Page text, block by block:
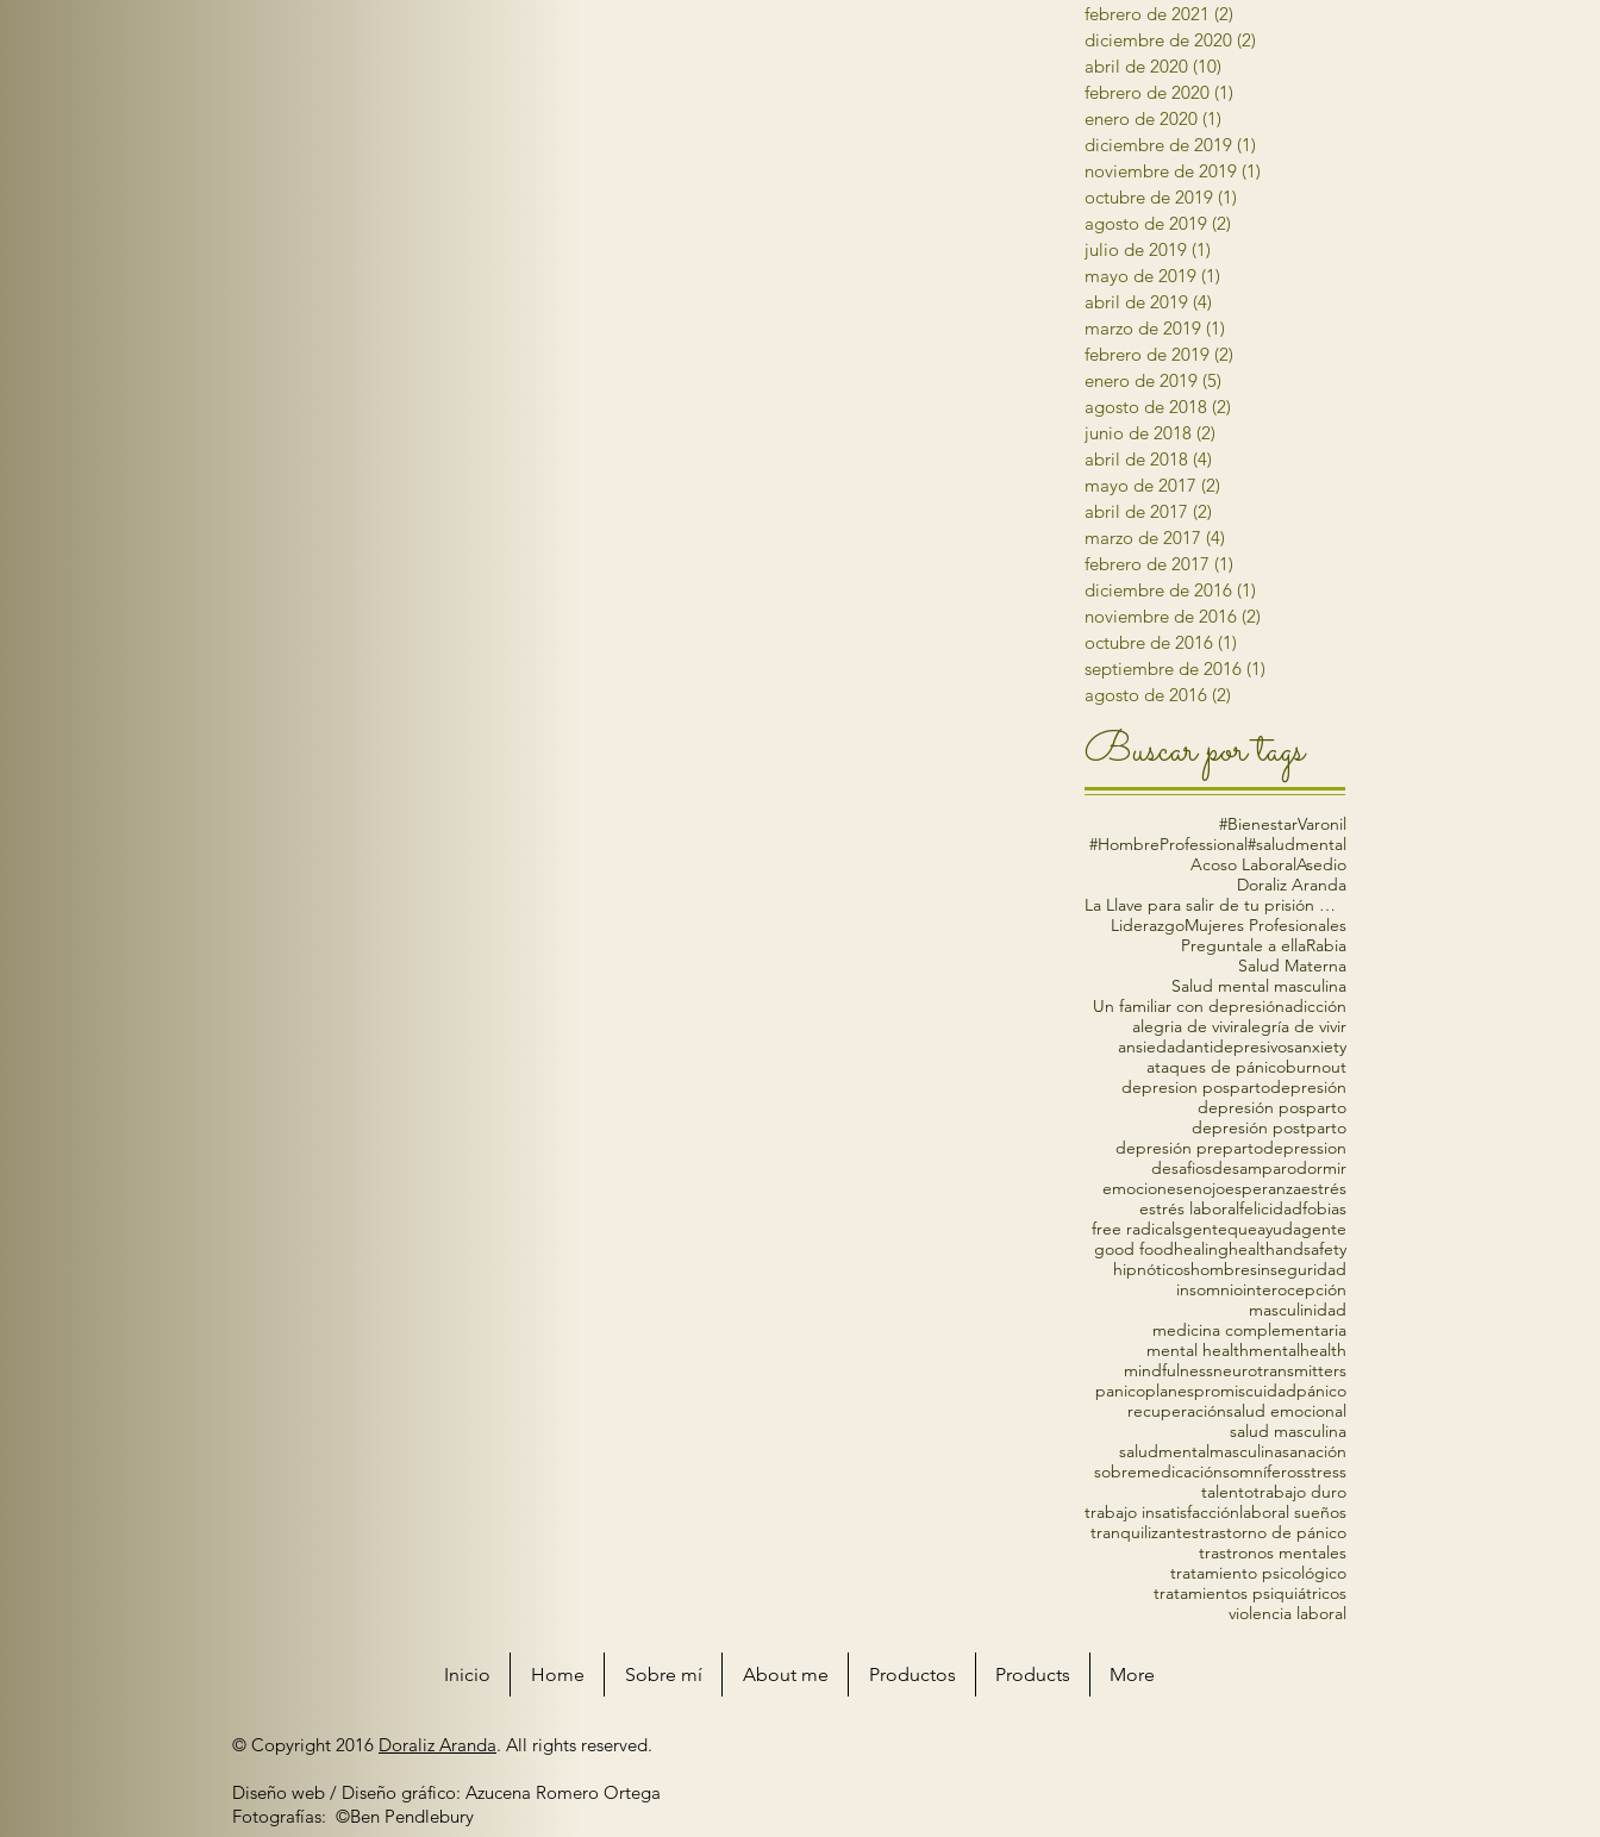
febrero de 2021 (2)
diciembre de 2020 (2)
abril de 2020 (10)
febrero de 2020 (1)
enero de 2020 (1)
diciembre de 2019 (1)
noviembre de 2019 (1)
octubre de 2019 (1)
agosto de 2019 (2)
julio de 2019 (1)
mayo de 2019 (1)
abril de 2019 (4)
marzo de 2019 (1)
febrero de 2019 (2)
enero de 2019 (5)
agosto de 2018 (2)
junio de 2018 (2)
abril de 2018 (4)
mayo de 2017 (2)
abril de 2017 (2)
marzo de 2017 (4)
febrero de 2017 (1)
diciembre de 2016 (1)
noviembre de 2016 (2)
octubre de 2016 (1)
septiembre de 2016 (1)
agosto de 2016 (2)
Buscar por tags
#BienestarVaronil
#HombreProfessional#saludmental
Acoso LaboralAsedio
Doraliz Aranda
La Llave para salir de tu prisión mental
LiderazgoMujeres Profesionales
Preguntale a ellaRabia
Salud Materna
Salud mental masculina
Un familiar con depresiónadicción
alegria de viviralegría de vivir
ansiedadantidepresivosanxiety
ataques de pánicoburnout
depresion pospartodepresión
depresión posparto
depresión postparto
depresión prepartodepression
desafiosdesamparodormir
emocionesenojoesperanzaestrés
estrés laboralfelicidadfobias
free radicalsgentequeayudagente
good foodhealinghealthandsafety
hipnóticoshombresinseguridad
insomniointerocepción
masculinidad
medicina complementaria
mental healthmentalhealth
mindfulnessneurotransmitters
panicoplanespromiscuidadpánico
recuperaciónsalud emocional
salud masculina
saludmentalmasculinasanación
sobremedicaciónsomníferosstress
talentotrabajo duro
trabajo insatisfacciónlaboral sueños
tranquilizantestrastorno de pánico
trastronos mentales
tratamiento psicológico
tratamientos psiquiátricos
violencia laboral
Inicio Home Sobre mí About me Productos Products More
© Copyright 2016 Doraliz Aranda. All rights reserved.
Diseño web / Diseño gráfico: Azucena Romero Ortega
Fotografías: ©Ben Pendlebury